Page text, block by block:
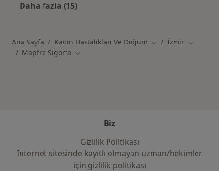
Daha fazla (15)
Ana Sayfa Kadın Hastalıkları Ve Doğum Şehir değiştir
İzmir Şehir
Mapfre Sigorta Şehir değiştir
Biz
Gizlilik Politikası
İnternet sitesinde kayıtlı olmayan uzman/hekimler
i̇çin gizlilik politikası